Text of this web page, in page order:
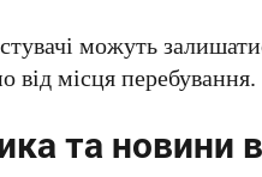
можуть
від місця перебування.
та новини